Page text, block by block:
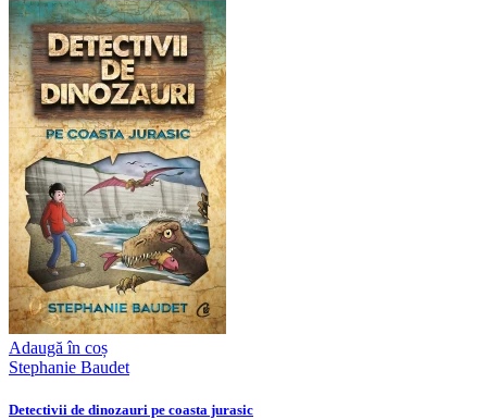
Adaugă în coș
Stephanie Baudet
Detectivii de dinozauri pe coasta jurasic